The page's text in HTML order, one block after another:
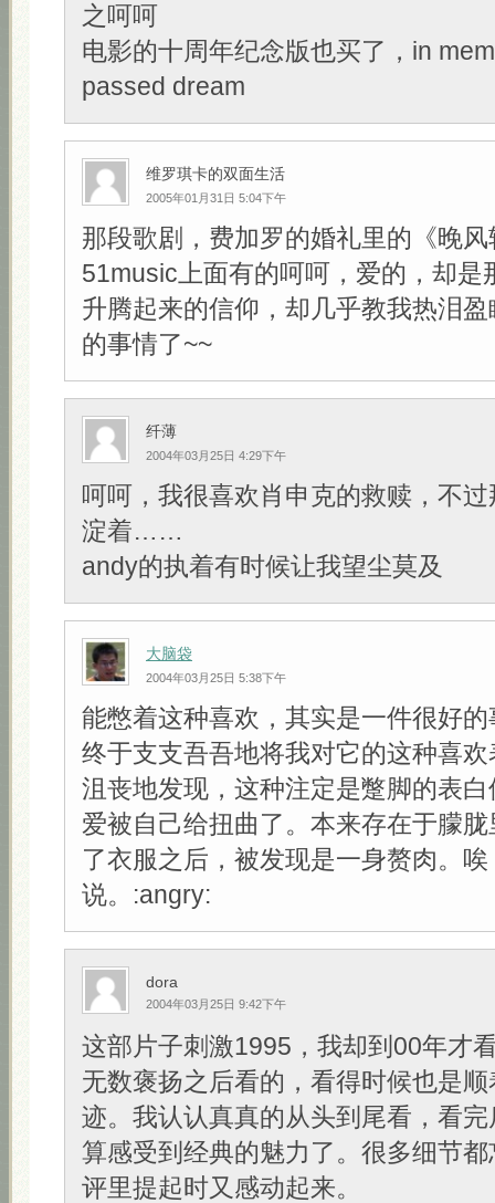
之呵呵
电影的十周年纪念版也买了，in
passed dream
维罗琪卡的双面生活
2005年01月31日 5:04下午
那段歌剧，费加罗的婚礼里的《晚
51music上面有的呵呵，爱的，却是
升腾起来的信仰，却几乎教我热泪
的事情了~~
纤薄
2004年03月25日 4:29下午
呵呵，我很喜欢肖申克的救赎，不
淀着……
andy的执着有时候让我望尘莫及
大脑袋
2004年03月25日 5:38下午
能憋着这种喜欢，其实是一件很好
终于支支吾吾地将我对它的这种喜
沮丧地发现，这种注定是蹩脚的表
爱被自己给扭曲了。本来存在于朦
了衣服之后，被发现是一身赘肉。
说。:angry:
dora
2004年03月25日 9:42下午
这部片子刺激1995，我却到00年才
无数褒扬之后看的，看得时候也是
迹。我认认真真的从头到尾看，看
算感受到经典的魅力了。很多细节
评里提起时又感动起来。